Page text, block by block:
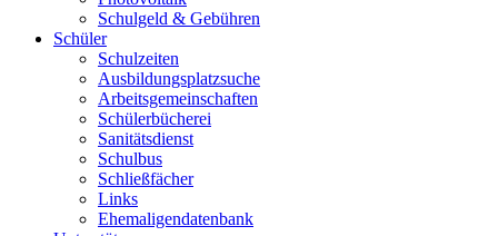
Schulgeld & Gebühren
Schüler
Schulzeiten
Ausbildungsplatzsuche
Arbeitsgemeinschaften
Schülerbücherei
Sanitätsdienst
Schulbus
Schließfächer
Links
Ehemaligendatenbank